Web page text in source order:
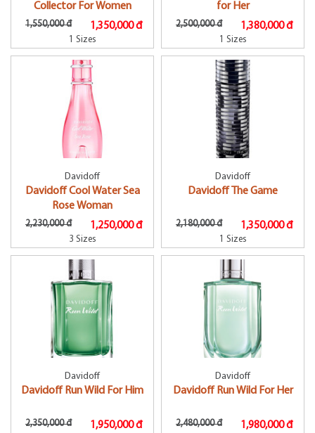
Collector For Women
1,550,000 đ 1,350,000 đ
1 Sizes
for Her
2,500,000 đ 1,380,000 đ
1 Sizes
Davidoff
Davidoff Cool Water Sea
Rose Woman
2,230,000 đ 1,250,000 đ
3 Sizes
Davidoff
Davidoff The Game
2,180,000 đ 1,350,000 đ
1 Sizes
Davidoff
Davidoff Run Wild For Him
2,350,000 đ 1,950,000 đ
Davidoff
Davidoff Run Wild For Her
2,480,000 đ 1,980,000 đ